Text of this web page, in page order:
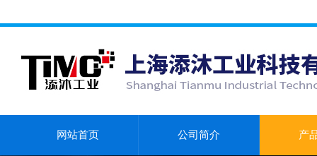
网站首页 公司简介 产